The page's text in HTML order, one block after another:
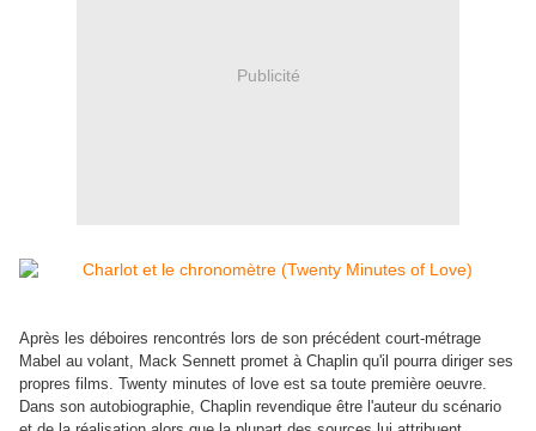
Publicité
Après les déboires rencontrés lors de son précédent court-métrage
Mabel au volant, Mack Sennett promet à Chaplin qu'il pourra diriger ses
propres films. Twenty minutes of love est sa toute première oeuvre.
Dans son autobiographie, Chaplin revendique être l'auteur du scénario